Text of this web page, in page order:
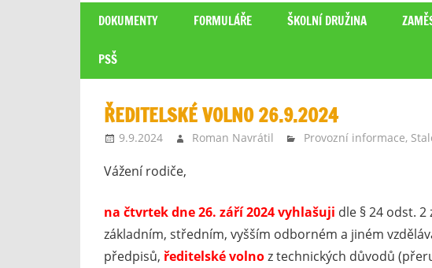
DOKUMENTY FORMULÁŘE ŠKOLNÍ DRUŽINA
PSŠ
ŘEDITELSKÉ VOLNO 26.9.2024
9.9.2024 Roman Navrátil Provozní informace,
Vážení rodiče,
na čtvrtek dne 26. září 2024 vyhlašuji dle § 24 odst. 2
základním, středním, vyšším odborném a jiném
předpisů, ředitelské volnoz technických důvodů